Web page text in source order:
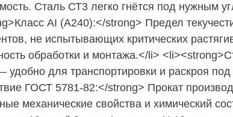
Сталь СТ3 легко гнётся под нужным
АI (А240):</strong> Предел
не испытывающих критических
обработки и монтажа.</li>
для транспортировки и раскроя
ГОСТ 5781-82:</strong> Прокат
механические свойства и химический